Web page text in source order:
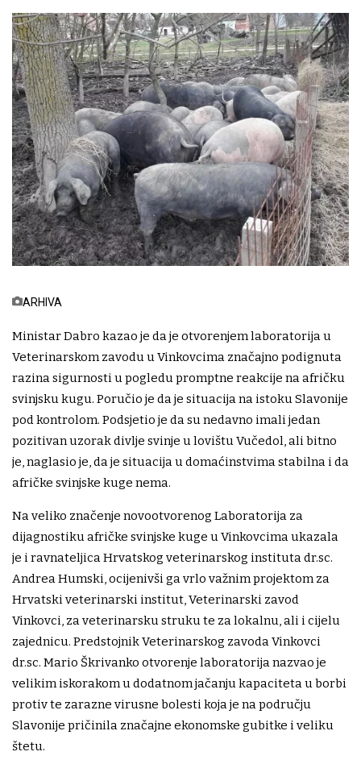
ARHIVA
Ministar Dabro kazao je da je otvorenjem laboratorija u
Veterinarskom zavodu u Vinkovcima značajno podignuta
razina sigurnosti u pogledu promptne reakcije na afričku
svinjsku kugu. Poručio je da je situacija na istoku Slavonije
pod kontrolom. Podsjetio je da su nedavno imali jedan
pozitivan uzorak divlje svinje u lovištu Vučedol, ali bitno
je, naglasio je, da je situacija u domaćinstvima stabilna i da
afričke svinjske kuge nema.
Na veliko značenje novootvorenog Laboratorija za
dijagnostiku afričke svinjske kuge u Vinkovcima ukazala
je i ravnateljica Hrvatskog veterinarskog instituta dr.sc.
Andrea Humski, ocijenivši ga vrlo važnim projektom za
Hrvatski veterinarski institut, Veterinarski zavod
Vinkovci, za veterinarsku struku te za lokalnu, ali i cijelu
zajednicu. Predstojnik Veterinarskog zavoda Vinkovci
dr.sc. Mario Škrivanko otvorenje laboratorija nazvao je
velikim iskorakom u dodatnom jačanju kapaciteta u borbi
protiv te zarazne virusne bolesti koja je na području
Slavonije pričinila značajne ekonomske gubitke i veliku
štetu.